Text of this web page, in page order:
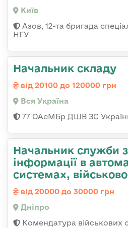
Київ
Азов, 12-та бригада
НГУ
Начальник складу
від 20100 до 120000 грн
Вся Україна
77 ОАеМБр ДШВ ЗС
Начальник служби
інформації в
системах,
від 20000 до 30000 грн
Дніпро
Комендатура військових